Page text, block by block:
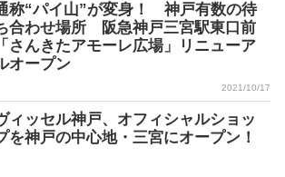
称“パイ山”が変身！ 神戸有数の待
合わせ場所 阪急神戸三宮駅東口前
「さんきたアモーレ広場」リニューア
オープン
2021/10/17
ィッセル神戸、オフィシャルショッ
を神戸の中心地・三宮にオープン！